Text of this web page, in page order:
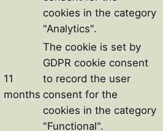
cookies in the category
"Analytics".
11
months
The cookie is set by
GDPR cookie consent
to record the user
consent for the
cookies in the category
"Functional".